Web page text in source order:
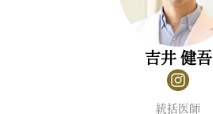
吉井 健吾
統括医師